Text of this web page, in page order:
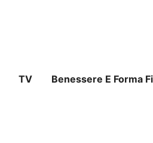
TV Benessere E Forma